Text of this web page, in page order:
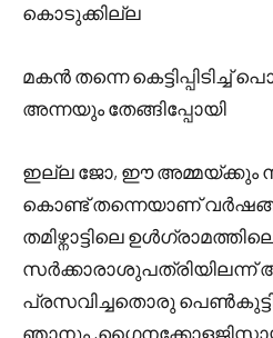
കൊടുക്കില്ല
മകൻ തന്നെ കെട്ടിപ്പിടിച്ച്
അന്നയും തേങ്ങിപ്പോയി
ഇല്ല ജോ, ഈ അമ്മയ്ക്കും
കൊണ്ട് തന്നെയാണ്
തമിഴ്നാട്ടിലെ
സർക്കാരാശുപത്രിയിലന്ന്
പ്രസവിച്ചതൊരു
ഞാനും